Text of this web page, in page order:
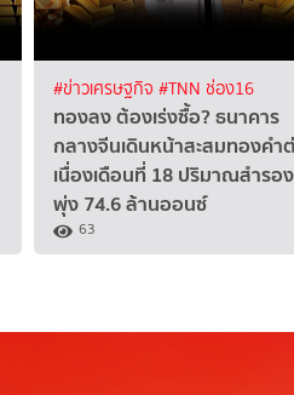
#ข่าวเศรษฐกิจ #TNN ช่อง16
ทองลง ต้องเร่งซื้อ? ธนาคาร
กลางจีนเดินหน้าสะสมทองคำ
เนื่องเดือนที่ 18 ปริมาณสำรอง
พุ่ง 74.6 ล้านออนซ์
63